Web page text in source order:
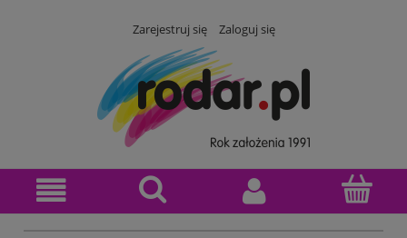
Zarejestruj się Zaloguj się